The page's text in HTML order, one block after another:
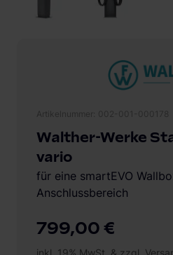
799,00 €
inkl. 19% MwSt. & zzgl.
Walther-Werke
vario
für eine smartEVO
Anschlussbereich